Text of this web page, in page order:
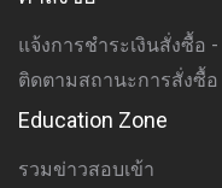
แจ้งการชำระเงินสั่งซื้อ
ติดตามสถานะการสั่งซื้
Education Zone
รวมข่าวสอบเข้า